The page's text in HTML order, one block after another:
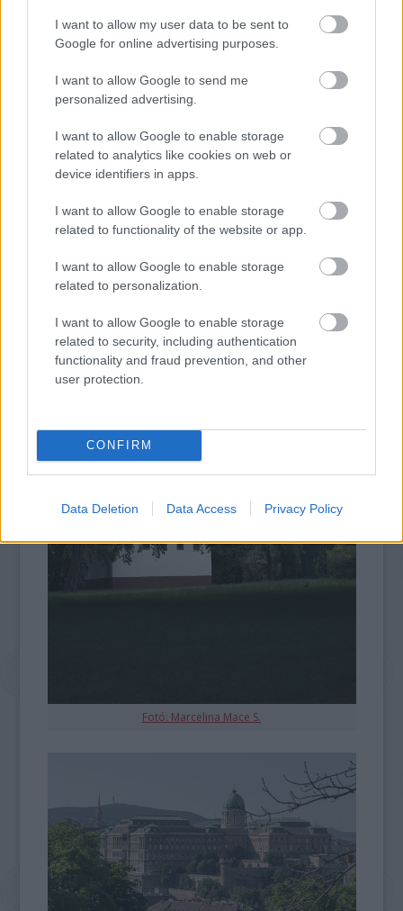
I want to allow my user data to be sent to
Google for online advertising purposes.
I want to allow Google to send me
personalized advertising.
I want to allow Google to enable storage
related to analytics like cookies on web or
device identifiers in apps.
I want to allow Google to enable storage
related to functionality of the website or app.
I want to allow Google to enable storage
related to personalization.
I want to allow Google to enable storage
related to security, including authentication
functionality and fraud prevention, and other
user protection.
CONFIRM
Data Deletion Data Access Privacy Policy
Májusban érkezett Budapestre, ahol hat
hetet töltött. Két helyen volt gyakornokként:
a Szépművészeti Múzeum fotórészlegének
segített a Liget Budapest projekt fotós
dokumentációjában, és egy fotólaborban
dolgozott egy hivatásos fotográfus mellett
asszisztensként. Ezenkívül a Kultúrpartnak is
fotózott: itt látható sorozatain kívül
valamint Budapest kulturális intézményeiről
készített fotóival is időről időre
Portugáliában, Porto városában dolgozik
diplomaprojektjén, amelyben több művészeti
ágat készül vegyíteni.
AZöld Budapest sorozat további fotói:
Fotó: Marcelina Mace S.